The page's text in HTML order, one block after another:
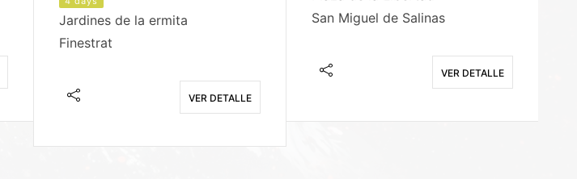
Jardines de la ermita
Finestrat
VER DETALLE
San Miguel de Salinas
VER DETALLE